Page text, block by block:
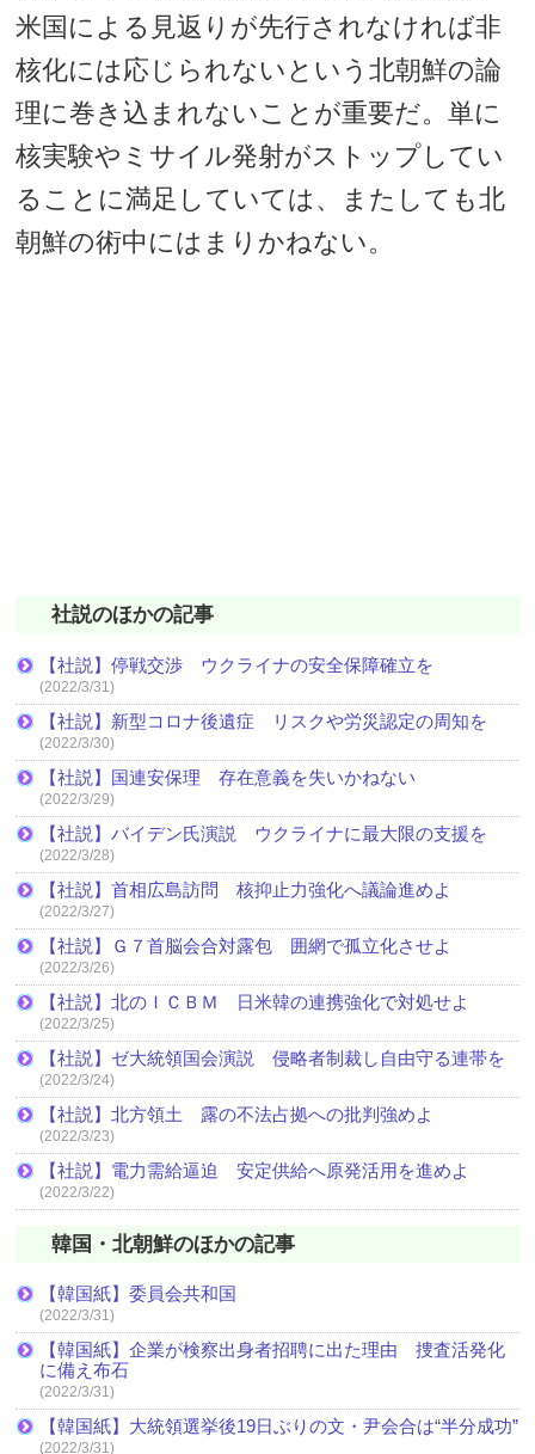
米国による見返りが先行されなければ非
核化には応じられないという北朝鮮の論
理に巻き込まれないことが重要だ。単に
核実験やミサイル発射がストップしてい
ることに満足していては、またしても北
朝鮮の術中にはまりかねない。
社説のほかの記事
【社説】停戦交渉 ウクライナの安全保障確立を
(2022/3/31)
【社説】新型コロナ後遺症 リスクや労災認定の周知を
(2022/3/30)
【社説】国連安保理 存在意義を失いかねない
(2022/3/29)
【社説】バイデン氏演説 ウクライナに最大限の支援を
(2022/3/28)
【社説】首相広島訪問 核抑止力強化へ議論進めよ
(2022/3/27)
【社説】Ｇ７首脳会合対露包 囲網で孤立化させよ
(2022/3/26)
【社説】北のＩＣＢＭ 日米韓の連携強化で対処せよ
(2022/3/25)
【社説】ゼ大統領国会演説 侵略者制裁し自由守る連帯を
(2022/3/24)
【社説】北方領土 露の不法占拠への批判強めよ
(2022/3/23)
【社説】電力需給逼迫 安定供給へ原発活用を進めよ
(2022/3/22)
韓国・北朝鮮のほかの記事
【韓国紙】委員会共和国
(2022/3/31)
【韓国紙】企業が検察出身者招聘に出た理由 捜査活発化
に備え布石
(2022/3/31)
【韓国紙】大統領選挙後19日ぶりの文・尹会合は“半分成功”
(2022/3/31)